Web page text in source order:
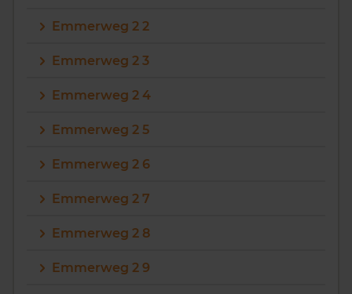
Emmerweg 2 2
Emmerweg 2 3
Emmerweg 2 4
Emmerweg 2 5
Emmerweg 2 6
Emmerweg 2 7
Emmerweg 2 8
Emmerweg 2 9